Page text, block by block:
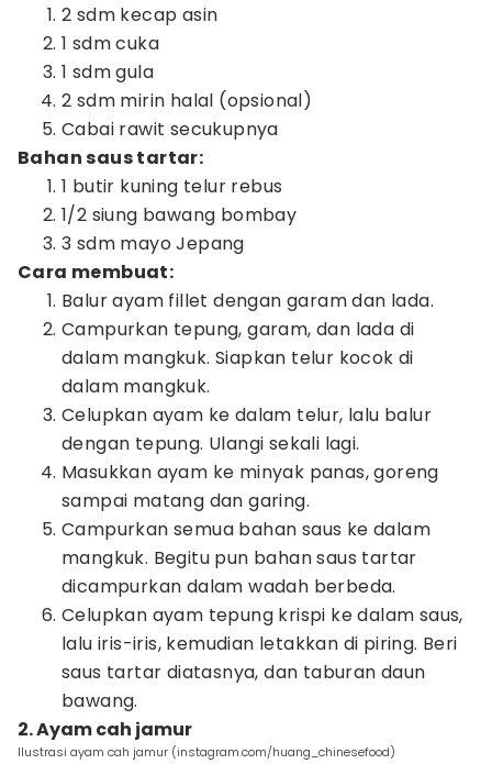
2 sdm kecap asin
1 sdm cuka
1 sdm gula
2 sdm mirin halal (opsional)
Cabai rawit secukupnya
Bahan saus tartar:
1 butir kuning telur rebus
1/2 siung bawang bombay
3 sdm mayo Jepang
Cara membuat:
Balur ayam fillet dengan garam dan lada.
Campurkan tepung, garam, dan lada di
dalam mangkuk. Siapkan telur kocok di
dalam mangkuk.
Celupkan ayam ke dalam telur, lalu balur
dengan tepung. Ulangi sekali lagi.
Masukkan ayam ke minyak panas, goreng
sampai matang dan garing.
Campurkan semua bahan saus ke dalam
mangkuk. Begitu pun bahan saus tartar
dicampurkan dalam wadah berbeda.
Celupkan ayam tepung krispi ke dalam saus,
lalu iris-iris, kemudian letakkan di piring. Beri
saus tartar diatasnya, dan taburan daun
bawang.
2. Ayam cah jamur
Ilustrasi ayam cah jamur (instagram.com/huang_chinesefood)